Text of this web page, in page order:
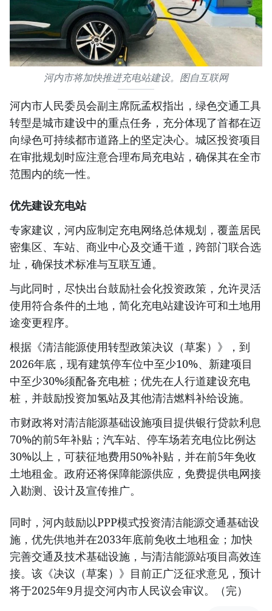
河内市将加快推进充电站建设。图自互联网
河内市人民委员会副主席阮孟权指出，绿色交通工具
转型是城市建设中的重点任务，充分体现了首都在迈
向绿色可持续都市道路上的坚定决心。城区投资项目
在审批规划时应注意合理布局充电站，确保其在全市
范围内的统一性。
优先建设充电站
专家建议，河内应制定充电网络总体规划，覆盖居民
密集区、车站、商业中心及交通干道，跨部门联合选
址，确保技术标准与互联互通。
与此同时，尽快出台鼓励社会化投资政策，允许灵活
使用符合条件的土地，简化充电站建设许可和土地用
途变更程序。
根据《清洁能源使用转型政策决议（草案）》，到
2026年底，现有建筑停车位中至少10%、新建项目
中至少30%须配备充电桩；优先在人行道建设充电
桩，并鼓励投资加氢站及其他清洁燃料补给设施。
市财政将对清洁能源基础设施项目提供银行贷款利息
70%的前5年补贴；汽车站、停车场若充电位比例达
30%以上，可获征地费用50%补贴，并在前5年免收
土地租金。政府还将保障能源供应，免费提供电网接
入勘测、设计及宣传推广。
同时，河内鼓励以PPP模式投资清洁能源交通基础设
施，优先供地并在2033年底前免收土地租金；加快
完善交通及技术基础设施，与清洁能源站项目高效连
接。该《决议（草案）》目前正广泛征求意见，预计
将于2025年9月提交河内市人民议会审议。（完）